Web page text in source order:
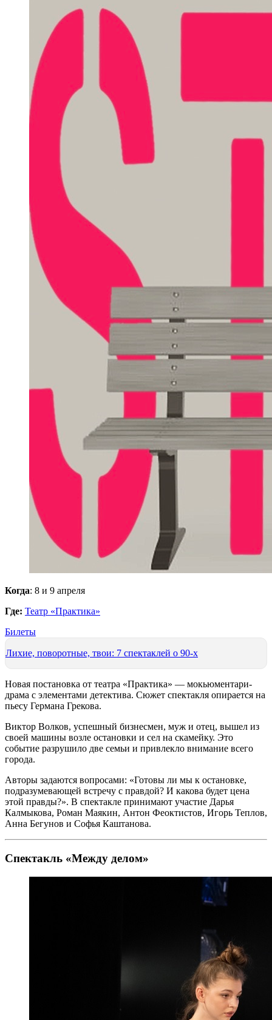
Когда: 8 и 9 апреля
Где: Театр «Практика»
Билеты
Лихие, поворотные, твои: 7 спектаклей о 90-х
Новая постановка от театра «Практика» — мокьюментари-
драма с элементами детектива. Сюжет спектакля опирается на
пьесу Германа Грекова.
Виктор Волков, успешный бизнесмен, муж и отец, вышел из
своей машины возле остановки и сел на скамейку. Это
событие разрушило две семьи и привлекло внимание всего
города.
Авторы задаются вопросами: «Готовы ли мы к остановке,
подразумевающей встречу с правдой? И какова будет цена
этой правды?». В спектакле принимают участие Дарья
Калмыкова, Роман Маякин, Антон Феоктистов, Игорь Теплов,
Анна Бегунов и Софья Каштанова.
Спектакль «Между делом»